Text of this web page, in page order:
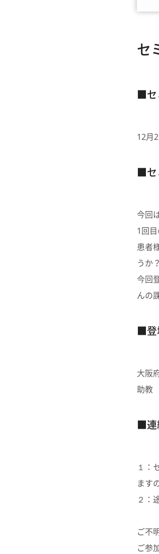
セ
■セ
12月
■セ
今回
1回
患者
うか？
今回
んの
■登
大阪
助教
■連
１：
ます
２：
ご不
ご参